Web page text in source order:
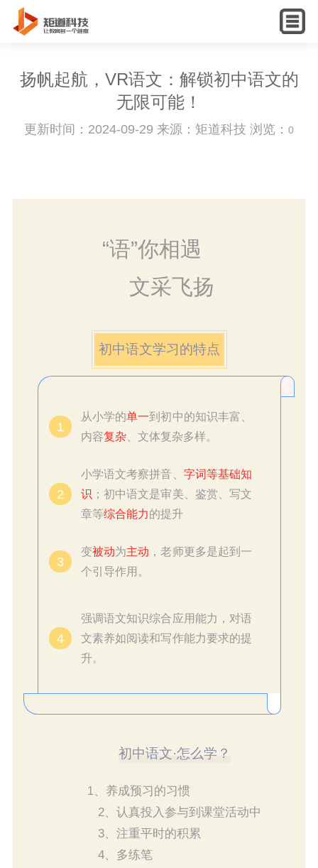
English
扬帆起航，VR语文：解锁初中语文的
无限可能！
更新时间：2024-09-29 来源：矩道科技 浏览： 0
“语”你相遇
文采飞扬
初中语文学习的特点
1
从小学的单一到初中的知识丰富、
内容复杂、文体复杂多样。
2
小学语文考察拼音、 字词等基础知
识 ；初中语文是审美、鉴赏、写文
章等综合能力的提升
3
变被动为主动 ，老师更多是起到一
个引导作用。
4
强调语文知识综合应用能力，对语
文素养如阅读和写作能力要求的提
升。
初中语文·怎么学？
1
、养成预习的习惯
2、认真投入参与到课堂活动中
3、注重平时的积累
4、多练笔